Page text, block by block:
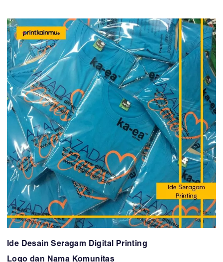
Ide Desain Seragam Digital Printing
Logo dan Nama Komunitas